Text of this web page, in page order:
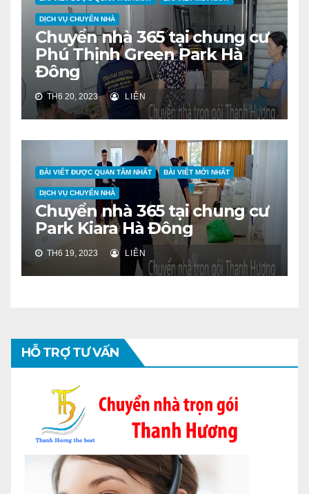
DỊCH VỤ CHUYỂN NHÀ
Chuyển nhà 365 tại chung cư
Phú Thịnh Green Park Hà
Đông
TH6 20, 2023 LIÊN
BÀI VIẾT ĐƯỢC QUAN TÂM NHẤT BÀI VIẾT MỚI NHẤT
DỊCH VỤ CHUYỂN NHÀ
Chuyển nhà 365 tại chung cư
Park Kiara Hà Đông
TH6 19, 2023 LIÊN
HỖ TRỢ TƯ VẤN